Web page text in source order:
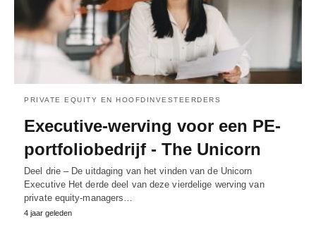
PRIVATE EQUITY EN HOOFDINVESTEERDERS
Executive-werving voor een PE-
portfoliobedrijf - The Unicorn
Deel drie – De uitdaging van het vinden van de Unicorn
Executive Het derde deel van deze vierdelige werving van
private equity-managers…
4 jaar geleden